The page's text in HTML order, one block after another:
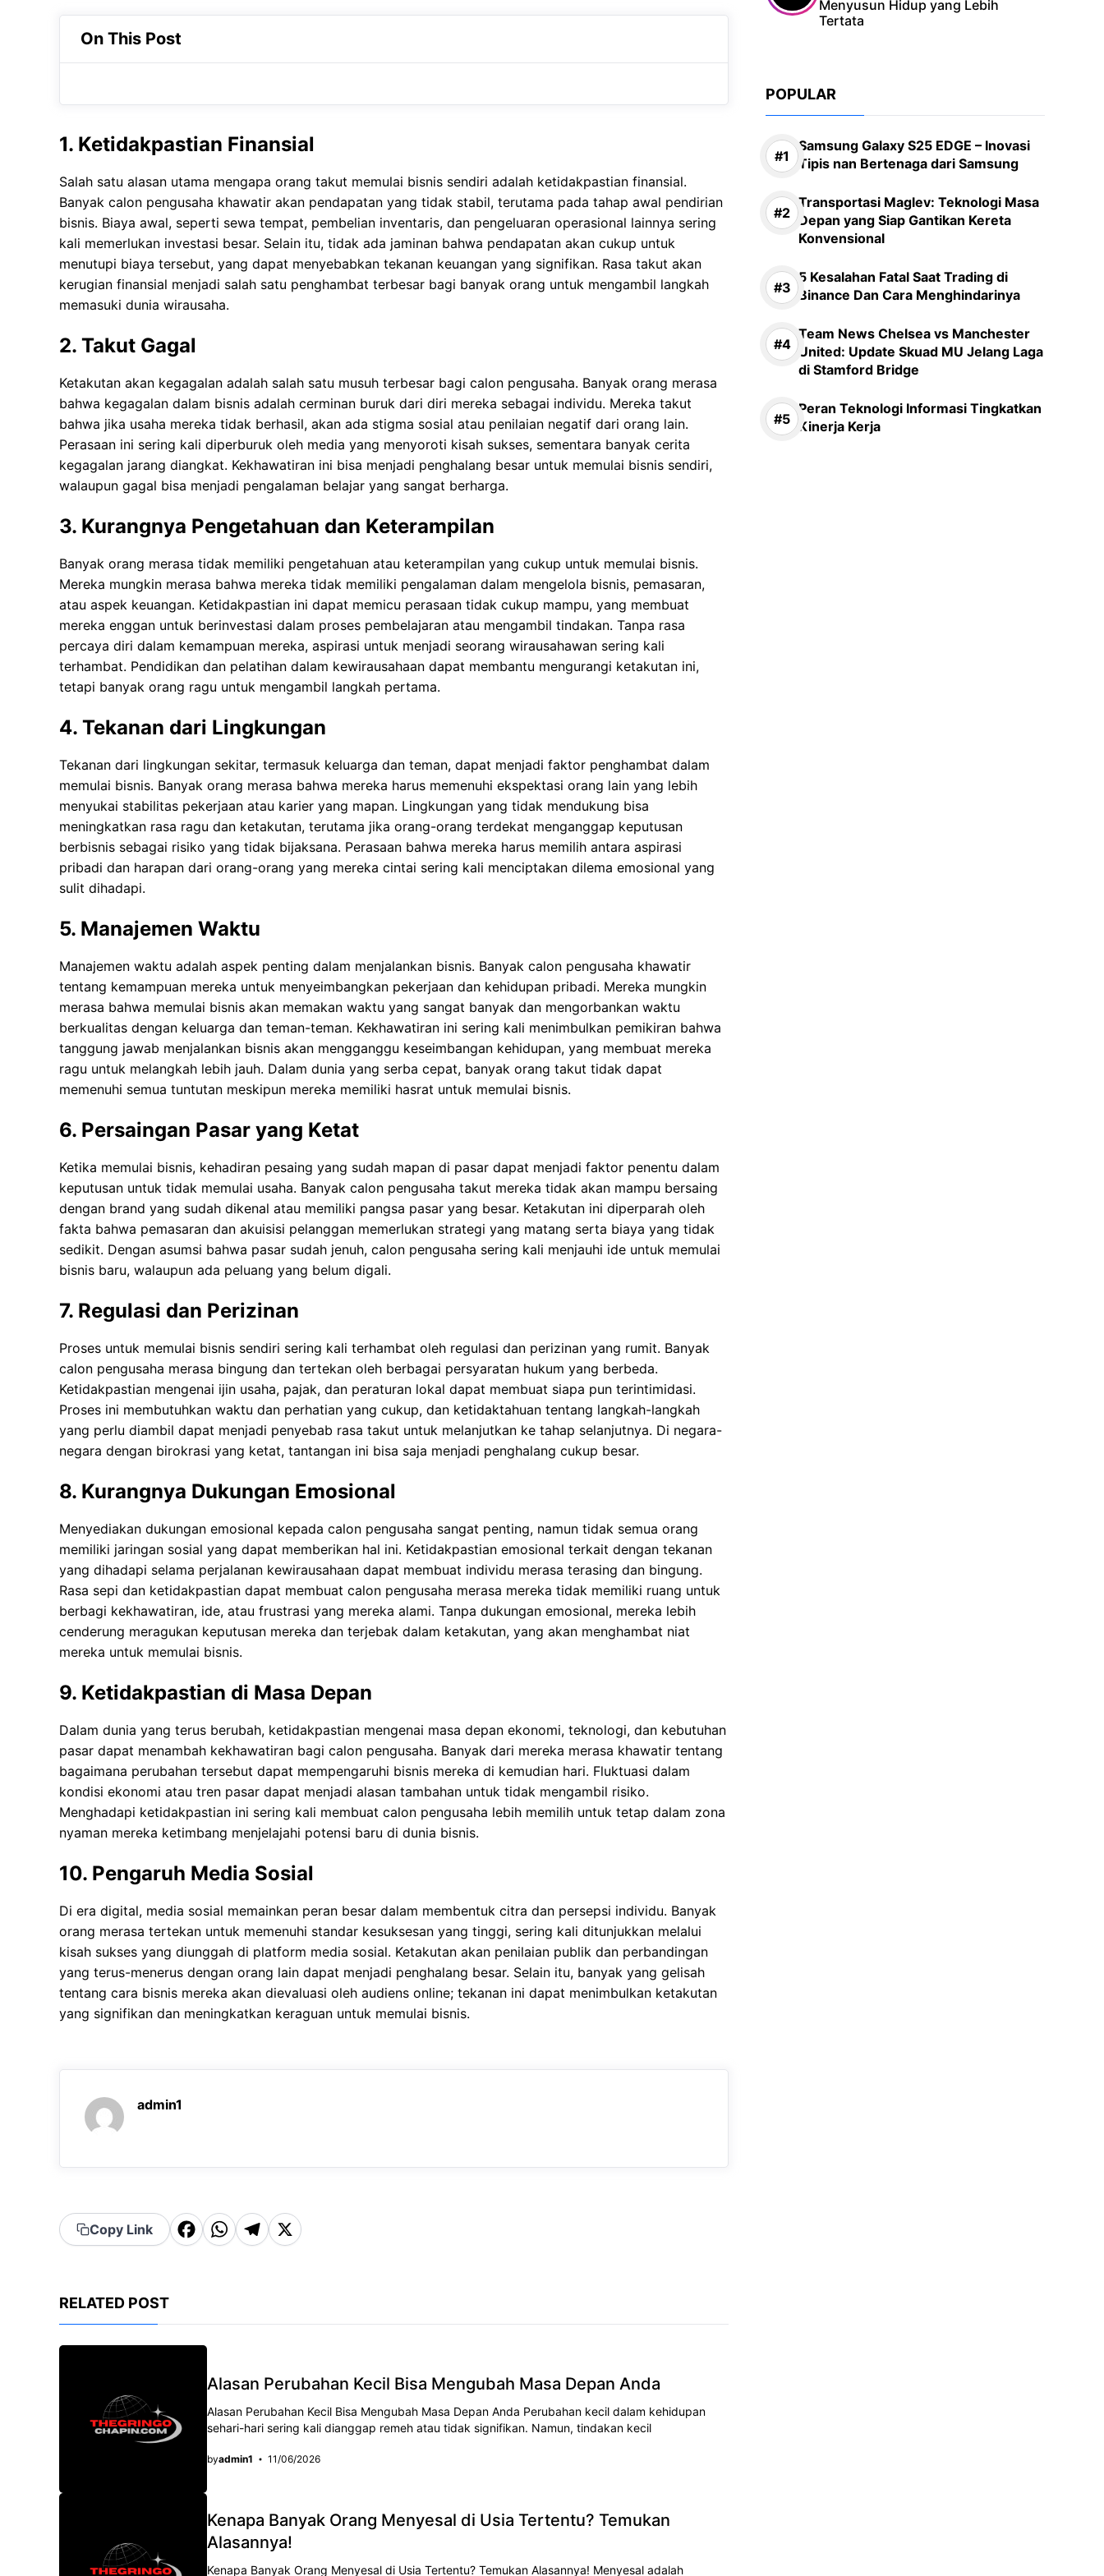
o
k
A
p
a
On This Post
1. Ketidakpastian Finansial
Salah satu alasan utama mengapa orang takut memulai bisnis sendiri adalah ketidakpastian finansial.
Banyak calon pengusaha khawatir akan pendapatan yang tidak stabil, terutama pada tahap awal pendirian
bisnis. Biaya awal, seperti sewa tempat, pembelian inventaris, dan pengeluaran operasional lainnya sering
kali memerlukan investasi besar. Selain itu, tidak ada jaminan bahwa pendapatan akan cukup untuk
menutupi biaya tersebut, yang dapat menyebabkan tekanan keuangan yang signifikan. Rasa takut akan
kerugian finansial menjadi salah satu penghambat terbesar bagi banyak orang untuk mengambil langkah
memasuki dunia wirausaha.
2. Takut Gagal
Ketakutan akan kegagalan adalah salah satu musuh terbesar bagi calon pengusaha. Banyak orang merasa
bahwa kegagalan dalam bisnis adalah cerminan buruk dari diri mereka sebagai individu. Mereka takut
bahwa jika usaha mereka tidak berhasil, akan ada stigma sosial atau penilaian negatif dari orang lain.
Perasaan ini sering kali diperburuk oleh media yang menyoroti kisah sukses, sementara banyak cerita
kegagalan jarang diangkat. Kekhawatiran ini bisa menjadi penghalang besar untuk memulai bisnis sendiri,
walaupun gagal bisa menjadi pengalaman belajar yang sangat berharga.
3. Kurangnya Pengetahuan dan Keterampilan
Banyak orang merasa tidak memiliki pengetahuan atau keterampilan yang cukup untuk memulai bisnis.
Mereka mungkin merasa bahwa mereka tidak memiliki pengalaman dalam mengelola bisnis, pemasaran,
atau aspek keuangan. Ketidakpastian ini dapat memicu perasaan tidak cukup mampu, yang membuat
mereka enggan untuk berinvestasi dalam proses pembelajaran atau mengambil tindakan. Tanpa rasa
percaya diri dalam kemampuan mereka, aspirasi untuk menjadi seorang wirausahawan sering kali
terhambat. Pendidikan dan pelatihan dalam kewirausahaan dapat membantu mengurangi ketakutan ini,
tetapi banyak orang ragu untuk mengambil langkah pertama.
4. Tekanan dari Lingkungan
Tekanan dari lingkungan sekitar, termasuk keluarga dan teman, dapat menjadi faktor penghambat dalam
memulai bisnis. Banyak orang merasa bahwa mereka harus memenuhi ekspektasi orang lain yang lebih
menyukai stabilitas pekerjaan atau karier yang mapan. Lingkungan yang tidak mendukung bisa
meningkatkan rasa ragu dan ketakutan, terutama jika orang-orang terdekat menganggap keputusan
berbisnis sebagai risiko yang tidak bijaksana. Perasaan bahwa mereka harus memilih antara aspirasi
pribadi dan harapan dari orang-orang yang mereka cintai sering kali menciptakan dilema emosional yang
sulit dihadapi.
5. Manajemen Waktu
Manajemen waktu adalah aspek penting dalam menjalankan bisnis. Banyak calon pengusaha khawatir
tentang kemampuan mereka untuk menyeimbangkan pekerjaan dan kehidupan pribadi. Mereka mungkin
merasa bahwa memulai bisnis akan memakan waktu yang sangat banyak dan mengorbankan waktu
berkualitas dengan keluarga dan teman-teman. Kekhawatiran ini sering kali menimbulkan pemikiran bahwa
tanggung jawab menjalankan bisnis akan mengganggu keseimbangan kehidupan, yang membuat mereka
ragu untuk melangkah lebih jauh. Dalam dunia yang serba cepat, banyak orang takut tidak dapat
memenuhi semua tuntutan meskipun mereka memiliki hasrat untuk memulai bisnis.
6. Persaingan Pasar yang Ketat
Ketika memulai bisnis, kehadiran pesaing yang sudah mapan di pasar dapat menjadi faktor penentu dalam
keputusan untuk tidak memulai usaha. Banyak calon pengusaha takut mereka tidak akan mampu bersaing
dengan brand yang sudah dikenal atau memiliki pangsa pasar yang besar. Ketakutan ini diperparah oleh
fakta bahwa pemasaran dan akuisisi pelanggan memerlukan strategi yang matang serta biaya yang tidak
sedikit. Dengan asumsi bahwa pasar sudah jenuh, calon pengusaha sering kali menjauhi ide untuk memulai
bisnis baru, walaupun ada peluang yang belum digali.
7. Regulasi dan Perizinan
Proses untuk memulai bisnis sendiri sering kali terhambat oleh regulasi dan perizinan yang rumit. Banyak
calon pengusaha merasa bingung dan tertekan oleh berbagai persyaratan hukum yang berbeda.
Ketidakpastian mengenai ijin usaha, pajak, dan peraturan lokal dapat membuat siapa pun terintimidasi.
Proses ini membutuhkan waktu dan perhatian yang cukup, dan ketidaktahuan tentang langkah-langkah
yang perlu diambil dapat menjadi penyebab rasa takut untuk melanjutkan ke tahap selanjutnya. Di negara-
negara dengan birokrasi yang ketat, tantangan ini bisa saja menjadi penghalang cukup besar.
8. Kurangnya Dukungan Emosional
Menyediakan dukungan emosional kepada calon pengusaha sangat penting, namun tidak semua orang
memiliki jaringan sosial yang dapat memberikan hal ini. Ketidakpastian emosional terkait dengan tekanan
yang dihadapi selama perjalanan kewirausahaan dapat membuat individu merasa terasing dan bingung.
Rasa sepi dan ketidakpastian dapat membuat calon pengusaha merasa mereka tidak memiliki ruang untuk
berbagi kekhawatiran, ide, atau frustrasi yang mereka alami. Tanpa dukungan emosional, mereka lebih
cenderung meragukan keputusan mereka dan terjebak dalam ketakutan, yang akan menghambat niat
mereka untuk memulai bisnis.
9. Ketidakpastian di Masa Depan
Dalam dunia yang terus berubah, ketidakpastian mengenai masa depan ekonomi, teknologi, dan kebutuhan
pasar dapat menambah kekhawatiran bagi calon pengusaha. Banyak dari mereka merasa khawatir tentang
bagaimana perubahan tersebut dapat mempengaruhi bisnis mereka di kemudian hari. Fluktuasi dalam
kondisi ekonomi atau tren pasar dapat menjadi alasan tambahan untuk tidak mengambil risiko.
Menghadapi ketidakpastian ini sering kali membuat calon pengusaha lebih memilih untuk tetap dalam zona
nyaman mereka ketimbang menjelajahi potensi baru di dunia bisnis.
10. Pengaruh Media Sosial
Di era digital, media sosial memainkan peran besar dalam membentuk citra dan persepsi individu. Banyak
orang merasa tertekan untuk memenuhi standar kesuksesan yang tinggi, sering kali ditunjukkan melalui
kisah sukses yang diunggah di platform media sosial. Ketakutan akan penilaian publik dan perbandingan
yang terus-menerus dengan orang lain dapat menjadi penghalang besar. Selain itu, banyak yang gelisah
tentang cara bisnis mereka akan dievaluasi oleh audiens online; tekanan ini dapat menimbulkan ketakutan
yang signifikan dan meningkatkan keraguan untuk memulai bisnis.
admin1
Copy Link
F
a
b
k
W
h
s
p
p
T
el
r
m
X
RELATED POST
Alasan Perubahan Kecil Bisa Mengubah Masa Depan Anda
Alasan Perubahan Kecil Bisa Mengubah Masa Depan Anda Perubahan kecil dalam kehidupan
sehari-hari sering kali dianggap remeh atau tidak signifikan. Namun, tindakan kecil
byadmin1 11/06/2026
Kenapa Banyak Orang Menyesal di Usia Tertentu? Temukan
Alasannya!
Kenapa Banyak Orang Menyesal di Usia Tertentu? Temukan Alasannya! Menyesal adalah
Menyusun Hidup yang Lebih
Tertata
POPULAR
Samsung Galaxy S25 EDGE – Inovasi
Tipis nan Bertenaga dari Samsung
Transportasi Maglev: Teknologi Masa
Depan yang Siap Gantikan Kereta
Konvensional
5 Kesalahan Fatal Saat Trading di
Binance Dan Cara Menghindarinya
Team News Chelsea vs Manchester
United: Update Skuad MU Jelang Laga
di Stamford Bridge
Peran Teknologi Informasi Tingkatkan
Kinerja Kerja